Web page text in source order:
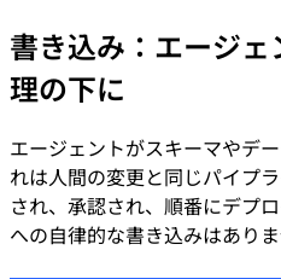
書き込み：エージ
理の下に
エージェントがスキーマやデ
れは人間の変更と同じパイプ
され、承認され、順番にデプ
への自律的な書き込みはありま